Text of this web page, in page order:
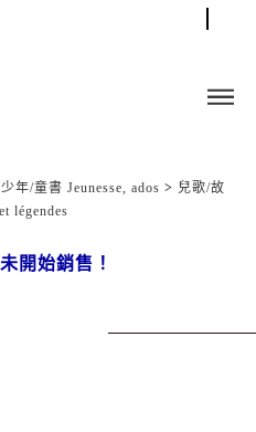
年/童書 Jeunesse, ados > 兒歌/故
légendes
開始銷售！